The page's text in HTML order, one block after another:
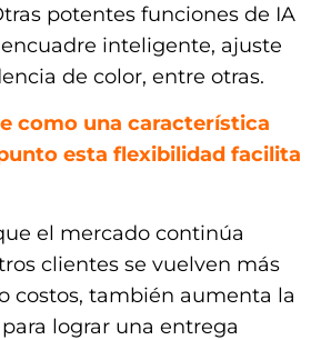
potentes funciones de IA
inteligente, ajuste
de color, entre otras.
como una característica
esta flexibilidad facilita
el mercado continúa
clientes se vuelven más
costos, también aumenta la
lograr una entrega